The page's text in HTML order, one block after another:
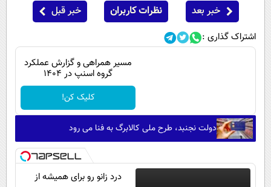
خبر بعد نظرات کاربران خبر قبل
اشتراک گذاری :
مسیر همراهی و گزارش عملکرد
گروه اسنپ در ۱۴۰۴
کلیک کن!
دولت نجنبد، طرح ملی کالابرگ به فنا می رود
درد زانو رو برای همیشه از